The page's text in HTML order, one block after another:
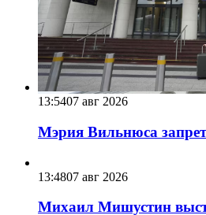
13:5407 авг 2026
Мэрия Вильнюса
13:4807 авг 2026
Михаил Мишустин